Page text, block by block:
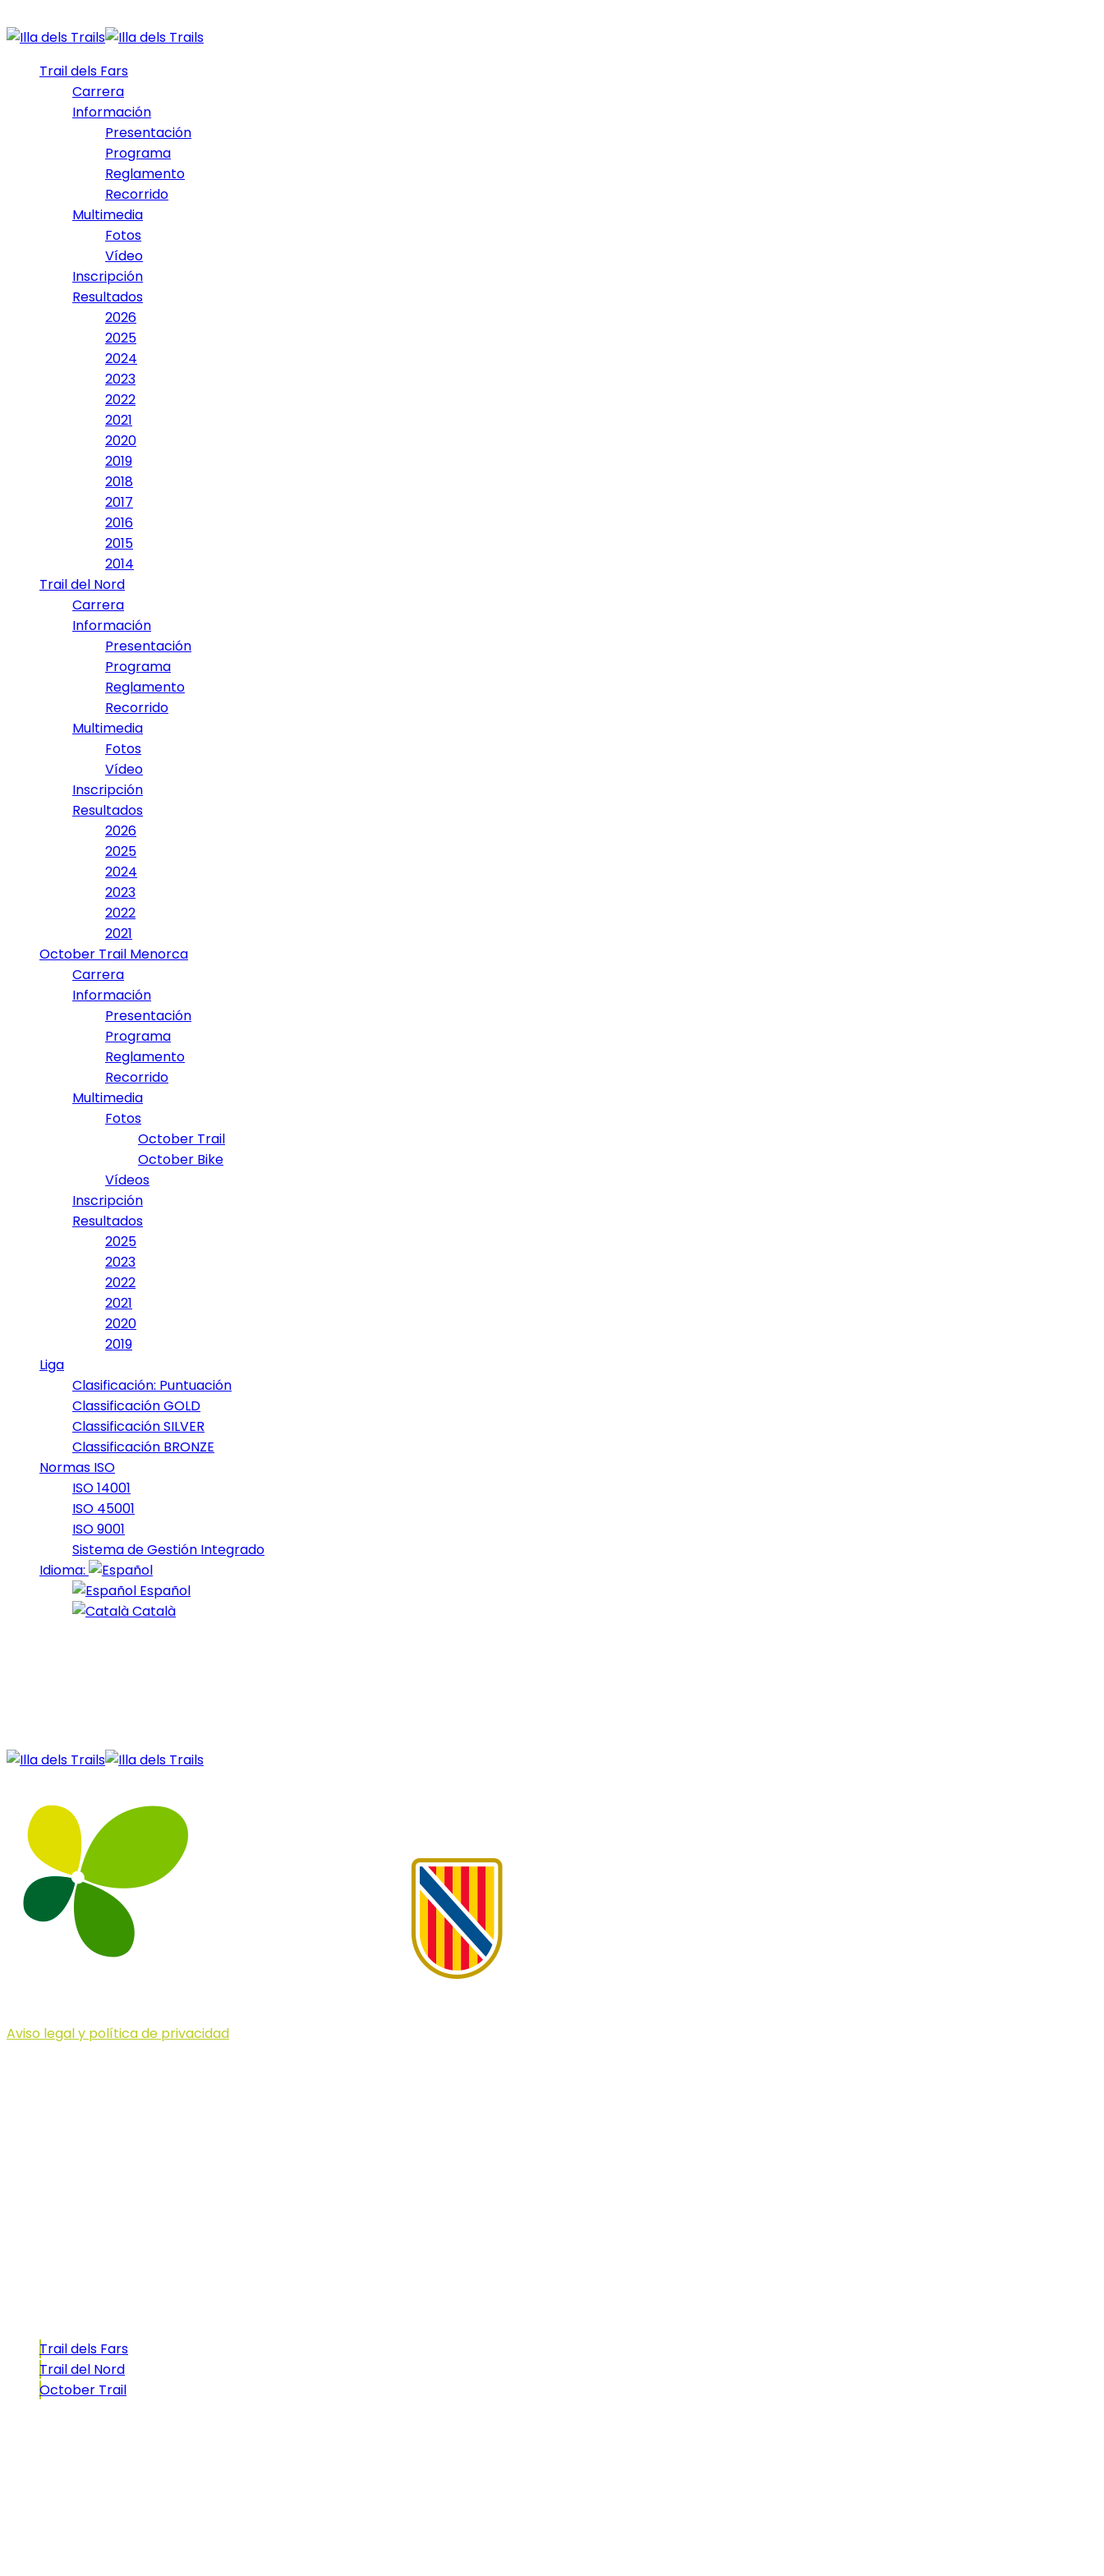
Trail dels Fars
Carrera
Información
Presentación
Programa
Reglamento
Recorrido
Multimedia
Fotos
Vídeo
Inscripción
Resultados
2026
2025
2024
2023
2022
2021
2020
2019
2018
2017
2016
2015
2014
Trail del Nord
Carrera
Información
Presentación
Programa
Reglamento
Recorrido
Multimedia
Fotos
Vídeo
Inscripción
Resultados
2026
2025
2024
2023
2022
2021
October Trail Menorca
Carrera
Información
Presentación
Programa
Reglamento
Recorrido
Multimedia
Fotos
October Trail
October Bike
Vídeos
Inscripción
Resultados
2025
2023
2022
2021
2020
2019
Liga
Clasificación: Puntuación
Classificación GOLD
Classificación SILVER
Classificación BRONZE
Normas ISO
ISO 14001
ISO 45001
ISO 9001
Sistema de Gestión Integrado
Idioma:
Español
Català
Aviso legal y política de privacidad
Trail dels Fars
Trail del Nord
October Trail